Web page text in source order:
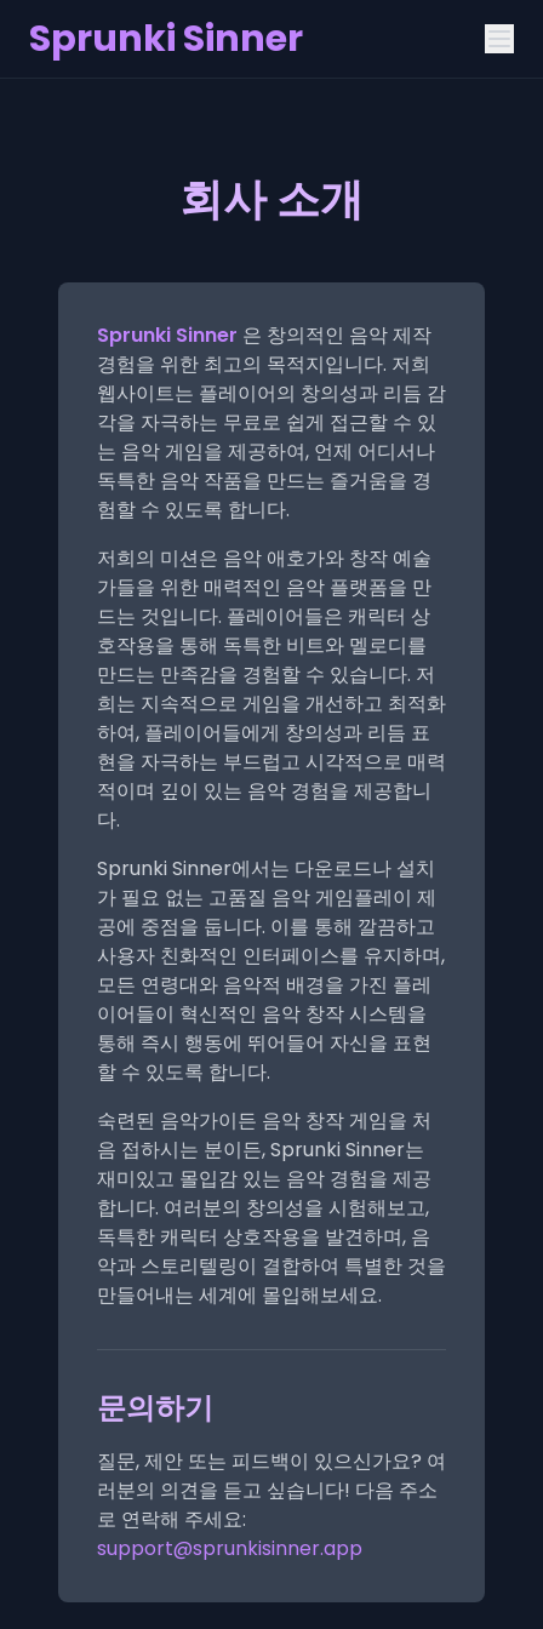
Sprunki Sinner
회사 소개
Sprunki Sinner 은 창의적인 음악 제작
경험을 위한 최고의 목적지입니다. 저희
웹사이트는 플레이어의 창의성과 리듬 감
각을 자극하는 무료로 쉽게 접근할 수 있
는 음악 게임을 제공하여, 언제 어디서나
독특한 음악 작품을 만드는 즐거움을 경
험할 수 있도록 합니다.
저희의 미션은 음악 애호가와 창작 예술
가들을 위한 매력적인 음악 플랫폼을 만
드는 것입니다. 플레이어들은 캐릭터 상
호작용을 통해 독특한 비트와 멜로디를
만드는 만족감을 경험할 수 있습니다. 저
희는 지속적으로 게임을 개선하고 최적화
하여, 플레이어들에게 창의성과 리듬 표
현을 자극하는 부드럽고 시각적으로 매력
적이며 깊이 있는 음악 경험을 제공합니
다.
Sprunki Sinner에서는 다운로드나 설치
가 필요 없는 고품질 음악 게임플레이 제
공에 중점을 둡니다. 이를 통해 깔끔하고
사용자 친화적인 인터페이스를 유지하며,
모든 연령대와 음악적 배경을 가진 플레
이어들이 혁신적인 음악 창작 시스템을
통해 즉시 행동에 뛰어들어 자신을 표현
할 수 있도록 합니다.
숙련된 음악가이든 음악 창작 게임을 처
음 접하시는 분이든, Sprunki Sinner는
재미있고 몰입감 있는 음악 경험을 제공
합니다. 여러분의 창의성을 시험해보고,
독특한 캐릭터 상호작용을 발견하며, 음
악과 스토리텔링이 결합하여 특별한 것을
만들어내는 세계에 몰입해보세요.
문의하기
질문, 제안 또는 피드백이 있으신가요? 여
러분의 의견을 듣고 싶습니다! 다음 주소
로 연락해 주세요:
support@sprunkisinner.app